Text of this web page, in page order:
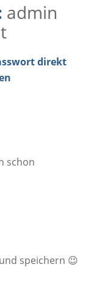
admin
direkt
schon
speichern 😉